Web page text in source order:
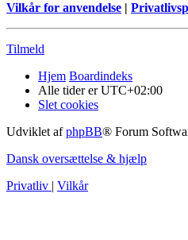
Vilkår for anvendelse |
Tilmeld
Hjem Boardindeks
Alle tider erUTC+02:00
Slet cookies
Udviklet afphpBB® Forum
Dansk oversættelse & hjælp
Privatliv | Vilkår